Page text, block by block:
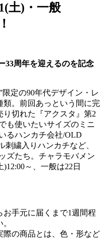
土)・一般
33周年を迎えるのを記念
定の90年代デザイン・レ
類。前回あっという間に完
切れた『アクスタ』第2
も使いたいサイズのミニ
るハンカチ会社/OLD
刺繍入りハンカチなど、
ズたち。チャラモバメン
～、一般は22日
手元に届くまで1週間程
の商品とは、色・形など